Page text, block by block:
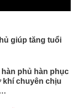
giúp tăng tuổi
phủ hàn phục
khí chuyên chịu